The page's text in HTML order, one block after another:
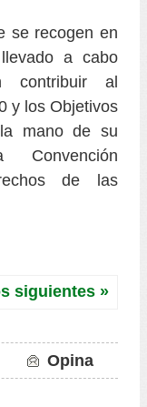
se recogen en
a cabo
contribuir al
y los Objetivos
mano de su
de las
siguientes »
Opina